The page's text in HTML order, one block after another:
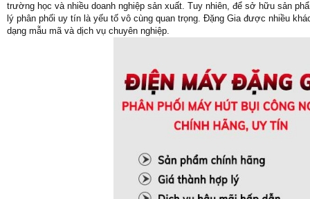
trường học và nhiều doanh nghiệp sản xuất. Tuy nhiên, để sở hữu sản
lý phân phối uy tín là yếu tố vô cùng quan trọng. Đặng Gia được nhiều
dạng mẫu mã và dịch vụ chuyên nghiệp.